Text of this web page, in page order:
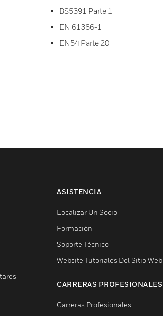
BS5391 Parte 1
EN 61386-1
EN54 Parte 20
ASISTENCIA
Localizar Un Socio
Formación
Soporte Técnico
Website Tutoriales Del Sitio Web
CARRERAS PROFESIONALES
Carreras Profesionales